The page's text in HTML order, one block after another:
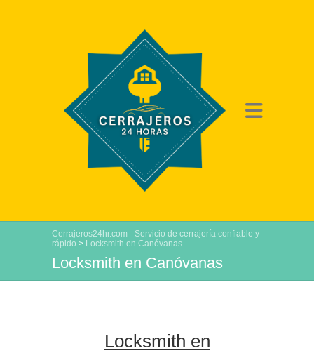
Cerrajeros24hr.com - Servicio de cerrajería confiable y
rápido > Locksmith en Canóvanas
Locksmith en Canóvanas
Locksmith en